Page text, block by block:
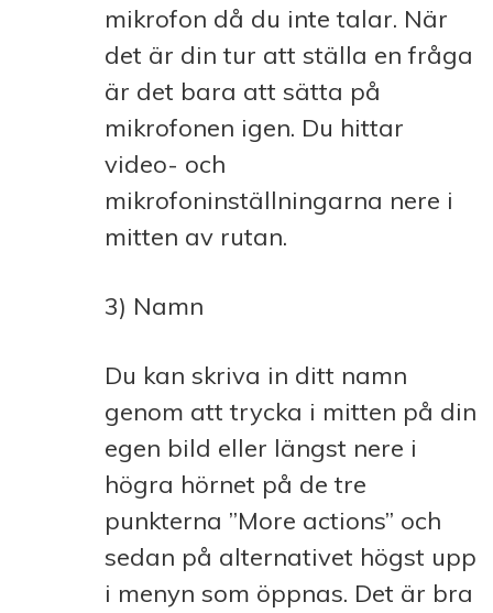
mikrofon då du inte talar. När
det är din tur att ställa en fråga
är det bara att sätta på
mikrofonen igen. Du hittar
video- och
mikrofoninställningarna nere i
mitten av rutan.
3) Namn
Du kan skriva in ditt namn
genom att trycka i mitten på din
egen bild eller längst nere i
högra hörnet på de tre
punkterna ”More actions” och
sedan på alternativet högst upp
i menyn som öppnas. Det är bra